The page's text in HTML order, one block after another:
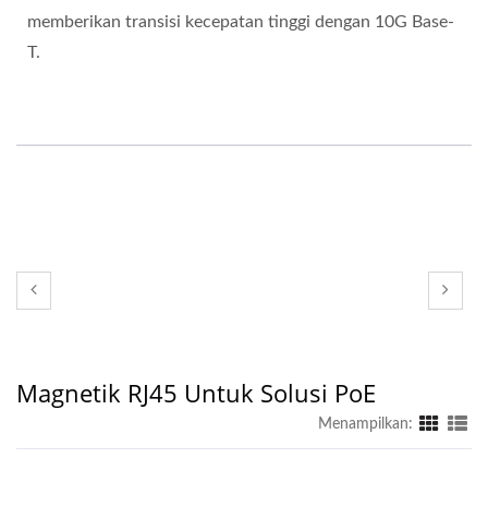
memberikan transisi kecepatan tinggi dengan 10G Base-
T.
Magnetik RJ45 Untuk Solusi PoE
Menampilkan: